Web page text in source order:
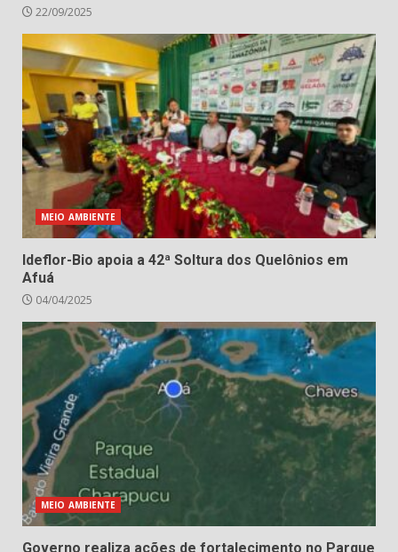
22/09/2025
MEIO AMBIENTE
Ideflor-Bio apoia a 42ª Soltura dos Quelônios em
Afuá
04/04/2025
MEIO AMBIENTE
Governo realiza ações de fortalecimento no Parque